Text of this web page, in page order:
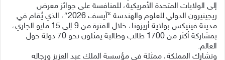
إلى الولايات المتحدة الأمريكية، للمنافسة على جوائز معرض
ريجينيرون الدولي للعلوم والهندسة “آيسف 2026″، الذي يُقام في
مدينة فينيكس بولاية أريزونا، خلال الفترة من 9 إلى 15 مايو الجاري،
بمشاركة أكثر من 1700 طالب وطالبة يمثلون نحو 70 دولة حول
العالم.
وتشارك المملكة، ممثلة في مؤسسة الملك عبد العزيز ورجاله